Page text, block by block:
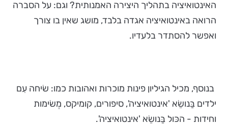
האינטואיציה בתהליך היצירה האמנותית? וגם: על הסברה
הרואה באינטואיציה אגדה בלבד, מושג שאין בו צורך
ואפשר להסתדר בלעדיו.
בנוסף, מכיל הגיליון פינות מוכרות ואהובות כמו: שׂיחה עִם
ילדים בַּנושֵׂא 'אינטואיציה', סיפורים, קומיקס, מְשׂימות
וחידות - הכּול בַּנושֵׂא 'אינטואיציה'.